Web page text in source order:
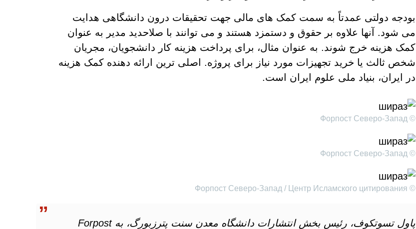
بودجه دولتی عمدتاً به سمت کمک های مالی جهت تحقیقات درون دانشگاهی هدایت
می شود. آنها علاوه بر حقوق و دستمزد هستند و می توانند با صلاحدید مدیر به عنوان
کمک هزینه خرج شوند. به عنوان مثال، برای پرداخت هزینه کار دانشجویان، مجریان
شخص ثالث یا خرید تجهیزات مورد نیاز برای پروژه. اصلی ترین ارائه دهنده کمک هزینه
در ایران، بنیاد ملی علوم ایران است.
© Форпост Северо-Запад
© Форпост Северо-Запад
© Форпост Северо-Запад / Центр Исламского цитирования
پاول تسوتکوف، رئیس بخش انتشارات دانشگاه معدن سنت پترزبورگ، به Forpost